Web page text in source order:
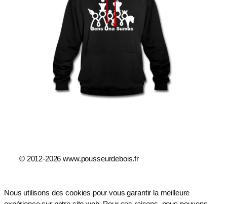
© 2012-2026 www.pousseurdebois.fr
Nous utilisons des cookies pour vous garantir la meilleure